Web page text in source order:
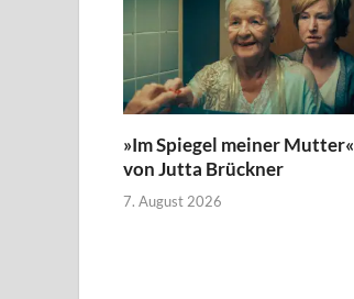
»Im Spiegel meiner Mutter«
von Jutta Brückner
7. August 2026